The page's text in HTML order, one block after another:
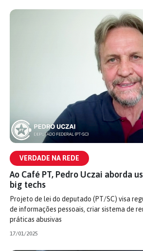
VERDADE NA REDE
Ao Café PT, Pedro Uczai aborda
big techs
Projeto de lei do deputado (PT/SC) visa
de informações pessoais, criar sistema de
práticas abusivas
17/01/2025